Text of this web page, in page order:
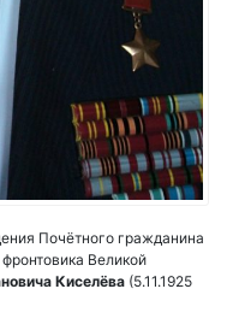
Почётного гражданина
Великой
Киселёва (5.11.1925